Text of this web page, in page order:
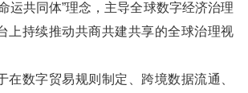
运共同体”理念，主导全球数字经济治理
上持续推动共商共建共享的全球治理视
在数字贸易规则制定、跨境数据流通、